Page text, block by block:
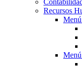
Recursos